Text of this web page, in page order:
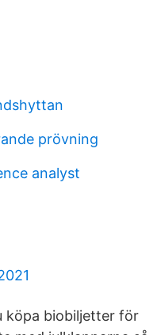
prövning
analyst
köpa biobiljetter för